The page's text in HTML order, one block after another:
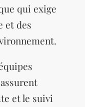
qui exige
et des
et le suivi